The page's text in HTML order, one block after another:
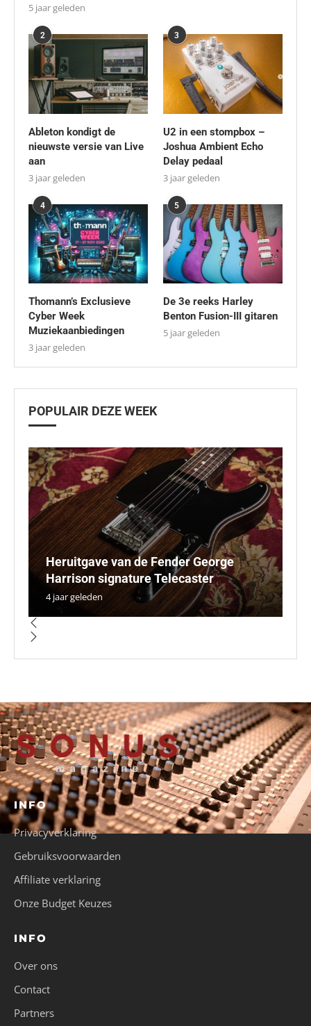
5 jaar geleden
2
Ableton kondigt de
nieuwste versie van Live
aan
3 jaar geleden
3
U2 in een stompbox –
Joshua Ambient Echo
Delay pedaal
3 jaar geleden
4
Thomann’s Exclusieve
Cyber Week
Muziekaanbiedingen
3 jaar geleden
5
De 3e reeks Harley
Benton Fusion-III gitaren
5 jaar geleden
POPULAIR DEZE WEEK
Heruitgave van de Fender George
Harrison signature Telecaster
4 jaar geleden
INFO
Privacyverklaring
Gebruiksvoorwaarden
Affiliate verklaring
Onze Budget Keuzes
INFO
Over ons
Contact
Partners